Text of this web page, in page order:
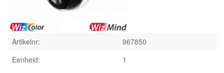
Artikelnr:
967850
Eenheid:
1